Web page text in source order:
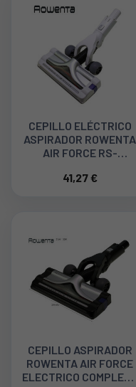
CEPILLO ELÉCTRICO
ASPIRADOR ROWENTA
AIR FORCE RS-
41,27 €
CEPILLO ASPIRADOR
ROWENTA AIR FORCE
ELECTRICO COMPLETO